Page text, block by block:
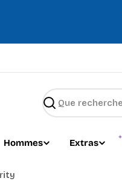
Recherche
Hommes Extras